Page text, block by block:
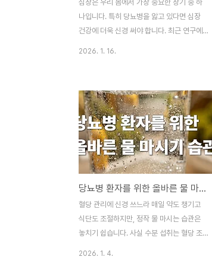
심장은 우리 몸에서 가장 중요한 장기 중 하
나입니다. 특히 당뇨병을 앓고 있다면 심장
건강에 더욱 신경 써야 합니다. 최근 연구에
우리가 실천할 수 있는 예방법을 함께 알아보
겠습니다. 부제: 젊은당뇨병 환자가 꼭 알아
야 할 심장 위험 신호 이 글의 순서1. 당뇨병
환자의 급성 심장사 위험은 얼마나 높을까2.
젊은 당뇨병 환자가 더 위험한 이유3. 심장
건강을 위협하는 세 가지 주요 원인4. 매일
실천할 수 있는 심장 건강 관리법5. 정기 검
진의 중요성과 검사 항목6. Q&A7. 결론 이
글의 요약✔ 당뇨병 환자는 일반인보다 급성
심..
2026. 1. 16.
당뇨병 환자를 위한 올바른 물 마시기 습관
혈당 관리에 신경 쓰느라 매일 약도 챙기고
식단도 조절하지만, 정작 물 마시는 습관은
놓치기 쉽습니다. 사실 수분 섭취는 혈당 조
2026. 1. 4.